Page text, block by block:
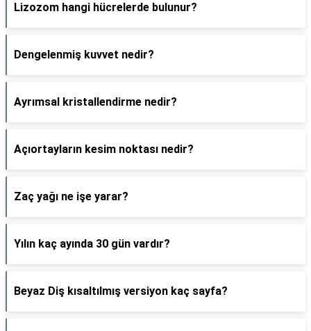
Lizozom hangi hücrelerde bulunur?
Dengelenmiş kuvvet nedir?
Ayrımsal kristallendirme nedir?
Açıortayların kesim noktası nedir?
Zaç yağı ne işe yarar?
Yılın kaç ayında 30 gün vardır?
Beyaz Diş kısaltılmış versiyon kaç sayfa?